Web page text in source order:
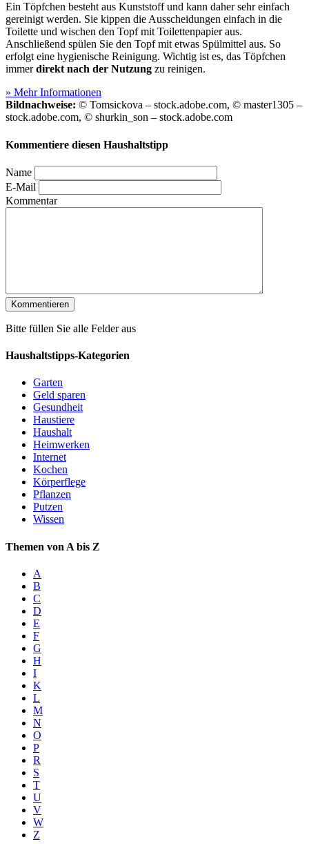
Ein Töpfchen besteht aus Kunststoff und kann daher sehr einfach
gereinigt werden. Sie kippen die Ausscheidungen einfach in die
Toilette und wischen den Topf mit Toilettenpapier aus.
Anschließend spülen Sie den Topf mit etwas Spülmittel aus. So
erfolgt eine hygienische Reinigung. Wichtig ist es, das Töpfchen
immerdirekt nach der Nutzung zu reinigen.
» Mehr Informationen
Bildnachweise: © Tomsickova – stock.adobe.com, © master1305 –
stock.adobe.com, © shurkin_son – stock.adobe.com
Kommentiere diesen Haushaltstipp
Name
E-Mail
Kommentar
Bitte füllen Sie alle Felder aus
Haushaltstipps-Kategorien
Garten
Geld sparen
Gesundheit
Haustiere
Haushalt
Heimwerken
Internet
Kochen
Körperflege
Pflanzen
Putzen
Wissen
Themen von A bis Z
A
B
C
D
E
F
G
H
I
K
L
M
N
O
P
R
S
T
U
V
W
Z